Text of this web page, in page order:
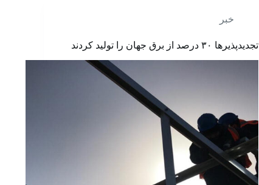
خبر
تجدیدپذیرها ۳۰ درصد از برق جهان را تولید کردند